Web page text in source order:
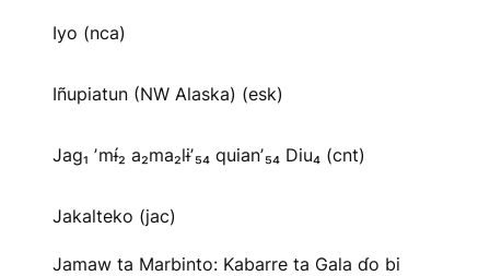
Iyo (nca)
Iñupiatun (NW Alaska) (esk)
Jag₁ ʼmɨ́₂ a₂ma₂lɨʼ₅₄ quianʼ₅₄ Diu₄ (cnt)
Jakalteko (jac)
Jamaw ta Marbinto: Kabarre ta Gala ɗo bi